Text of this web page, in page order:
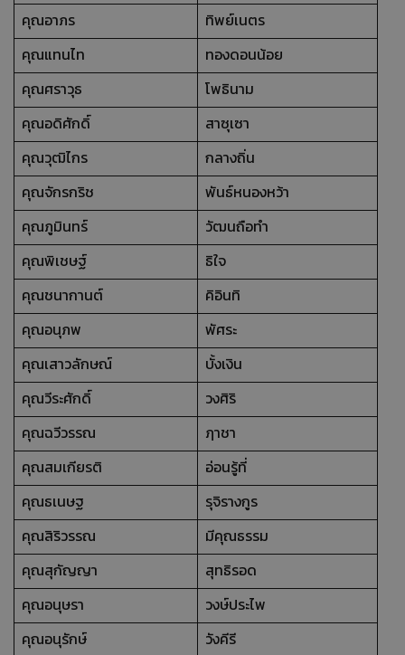
คุณอาภร ทิพย์เนตร
คุณแทนไท ทองดอนน้อย
คุณศราวุธ โพธินาม
คุณอดิศักดิ์ สาซุเซา
คุณวุฒิไกร กลางถิ่น
คุณจักรกริช พันธ์หนองหว้า
คุณภูมินทร์ วัฒนถือทำ
คุณพิเชษฐ์ ธิใจ
คุณชนากานต์ คิอินทิ
คุณอนุภพ พัศระ
คุณเสาวลักษณ์ บั้งเงิน
คุณวีระศักดิ์ วงศิริ
คุณฉวีวรรณ ฦาชา
คุณสมเกียรติ อ่อนรู้ที่
คุณธเนษฐ รุจิรางกูร
คุณสิริวรรณ มีคุณธรรม
คุณสุกัญญา สุทธิรอด
คุณอนุษรา วงษ์ประไพ
คุณอนุรักษ์ วังคีรี